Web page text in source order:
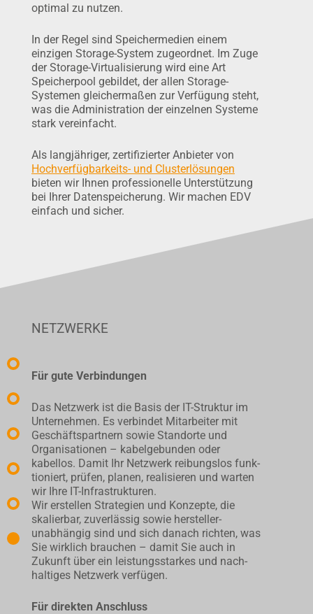
optimal zu nutzen.
In der Regel sind Speichermedien einem
einzigen Storage-System zuge­ordnet. Im Zuge
der Storage-Virtualisierung wird eine Art
Speicher­­pool gebildet, der allen Storage-
Systemen gleichermaßen zur Verfügung steht,
was die Administration der einzelnen Systeme
stark vereinfacht.
Als langjähriger, zertifizierter Anbieter von
Hochverfügbarkeits- und Clusterlösungen
bieten wir Ihnen professionelle Unterstützung
bei Ihrer Datenspeicherung. Wir machen EDV
einfach und sicher.
NETZWERKE
Für gute Verbindungen
Das Netzwerk ist die Basis der IT-Struktur im
Unternehmen. Es verbindet Mitarbeiter mit
Geschäfts­partnern sowie Standorte und
Organisationen – kabel­gebunden oder
kabellos. Damit Ihr Netzwerk reibungslos funk­
tio­­niert, prüfen, planen, realisieren und warten
wir Ihre IT-Infra­struk­tu­ren.
Wir erstellen Strategien und Konzepte, die
skalierbar, zuver­lässig sowie hersteller­
unabhängig sind und sich danach richten, was
Sie wirklich brau­chen – damit Sie auch in
Zukunft über ein leistungs­starkes und nach­
hal­tiges Netzwerk verfügen.
Für direkten Anschluss